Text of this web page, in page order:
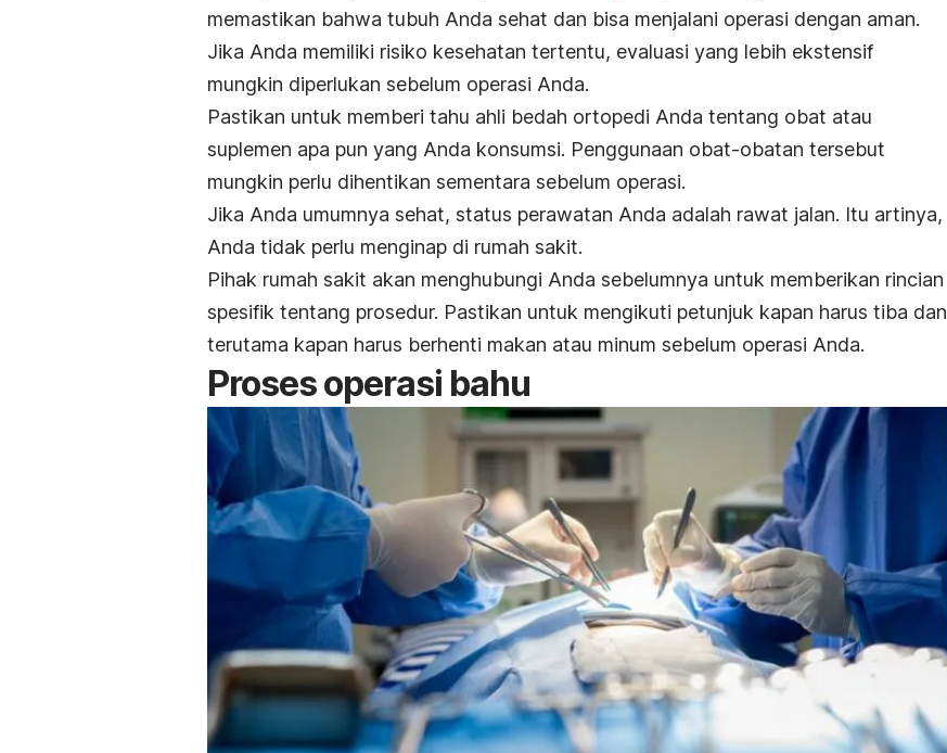
memastikan bahwa tubuh Anda sehat dan bisa menjalani operasi dengan aman.
Jika Anda memiliki risiko kesehatan tertentu, evaluasi yang lebih ekstensif
mungkin diperlukan sebelum operasi Anda.
Pastikan untuk memberi tahu ahli bedah ortopedi Anda tentang obat atau
suplemen apa pun yang Anda konsumsi. Penggunaan obat-obatan tersebut
mungkin perlu dihentikan sementara sebelum operasi.
Jika Anda umumnya sehat, status perawatan Anda adalah rawat jalan. Itu artinya,
Anda tidak perlu menginap di rumah sakit.
Pihak rumah sakit akan menghubungi Anda sebelumnya untuk memberikan rincian
spesifik tentang prosedur. Pastikan untuk mengikuti petunjuk kapan harus tiba dan
terutama kapan harus berhenti makan atau minum sebelum operasi Anda.
Proses operasi bahu